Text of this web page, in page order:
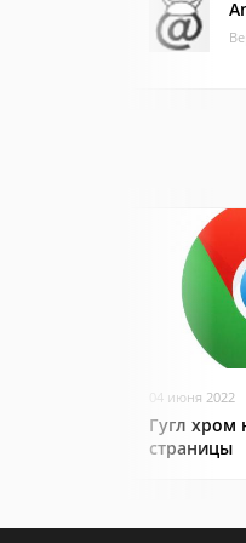
04 июня 2022
Гугл хром
страницы